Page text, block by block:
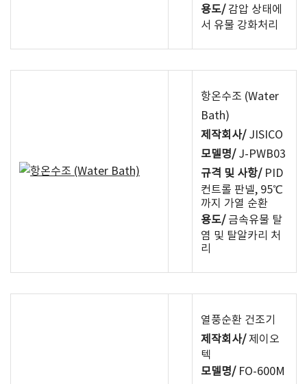
용도/감압 상태에
서 유물 강화처리
항온수조 (Water
Bath)
제작회사/JISICO
모델명/J-PWB03
규격 및 사항/PID
컨트롤 판넬, 95℃
까지 가열 순환
용도/금속유물 탈
염 및 탈알카리 처
리
열풍순환 건조기
제작회사/제이오
텍
모델명/FO-600M